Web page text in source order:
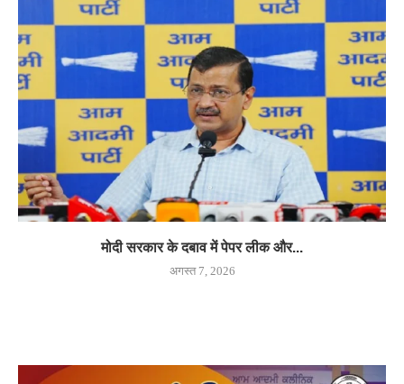
मोदी सरकार के दबाव में पेपर लीक और...
अगस्त 7, 2026